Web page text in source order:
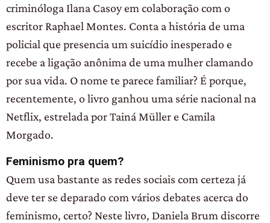
criminóloga Ilana Casoy em colaboração com o
escritor Raphael Montes. Conta a história de uma
policial que presencia um suicídio inesperado e
recebe a ligação anônima de uma mulher clamando
por sua vida. O nome te parece familiar? É porque,
recentemente, o livro ganhou uma série nacional na
Netflix, estrelada por Tainá Müller e Camila
Morgado.
Feminismo pra quem?
Quem usa bastante as redes sociais com certeza já
deve ter se deparado com vários debates acerca do
feminismo, certo? Neste livro, Daniela Brum discorre